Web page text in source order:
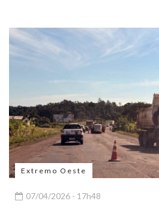
Extremo Oeste
07/04/2026 - 17h48